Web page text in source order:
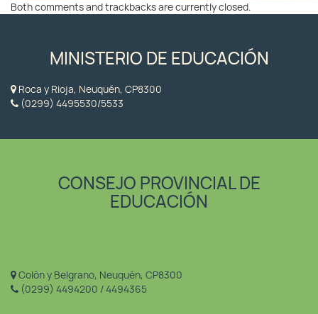
Both comments and trackbacks are currently closed.
MINISTERIO DE EDUCACIÓN
Roca y Rioja, Neuquén, CP8300
(0299) 4495530/5533
CONSEJO PROVINCIAL DE
EDUCACIÓN
Colón y Belgrano, Neuquén, CP8300
(0299) 4494200 / 4494365